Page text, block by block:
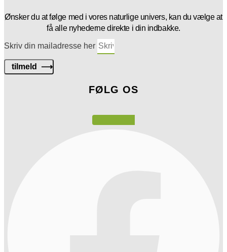
Ønsker du at følge med i vores naturlige univers, kan du vælge at
få alle nyhederne direkte i din indbakke.
Skriv din mailadresse her
tilmeld ⟶
FØLG OS